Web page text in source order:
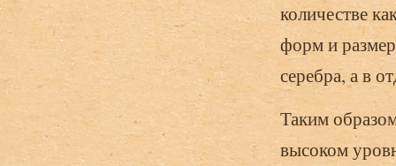
количестве
форм и
серебра, а в
Таким
высоком